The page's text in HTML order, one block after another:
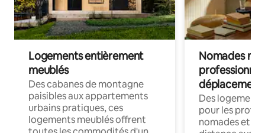
Logements entièrement
meublés
Des cabanes de montagne
paisibles aux appartements
urbains pratiques, ces
logements meublés offrent
Nomades
déplacement
Des
pour les
nomades et